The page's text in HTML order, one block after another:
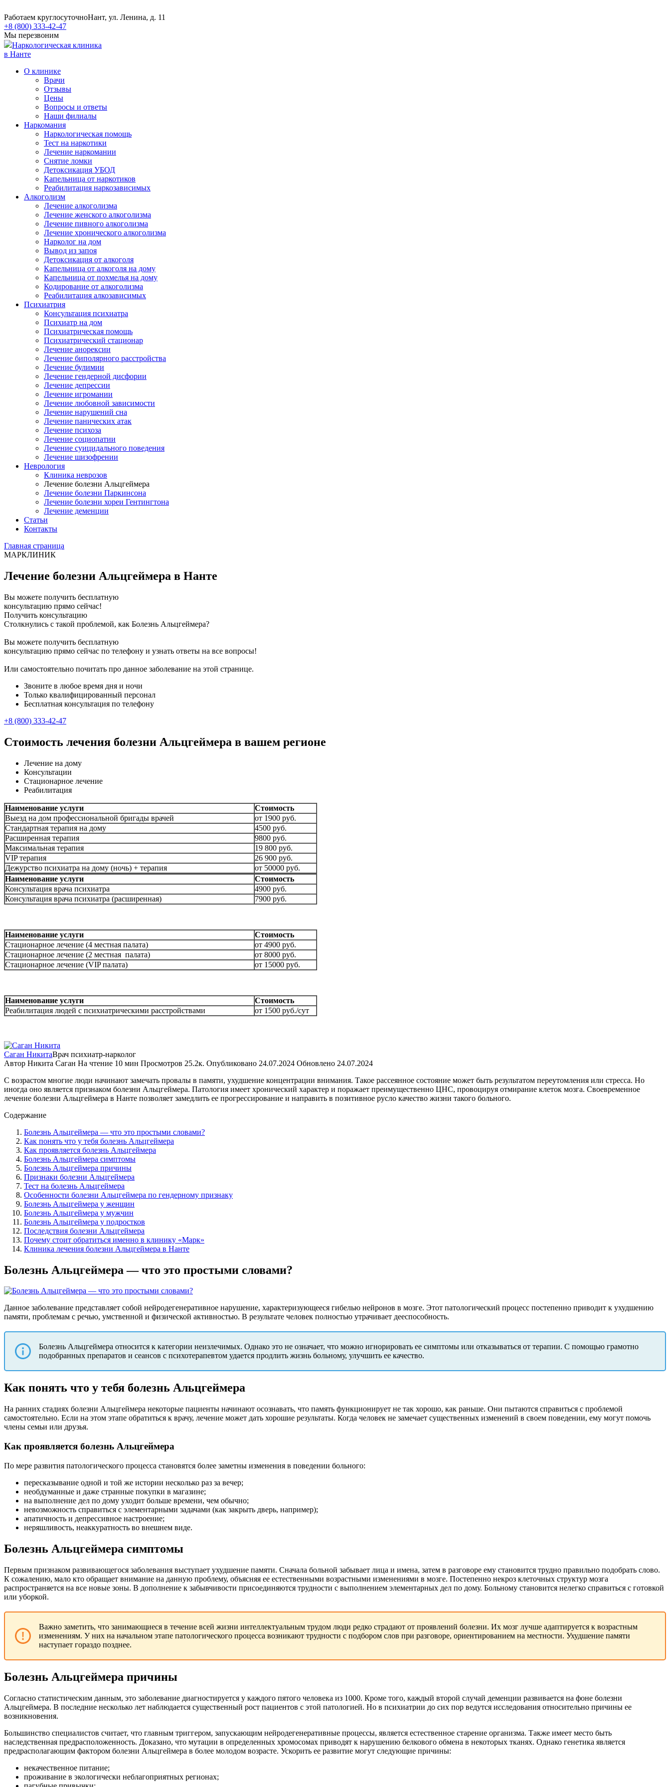
Работаем круглосуточноНант, ул. Ленина, д. 11
+8 (800) 333-42-47
Мы перезвоним
Наркологическая клиника
в Нанте
О клинике
Врачи
Отзывы
Цены
Вопросы и ответы
Наши филиалы
Наркомания
Наркологическая помощь
Тест на наркотики
Лечение наркомании
Снятие ломки
​​Детоксикация УБОД
Капельница от наркотиков
Реабилитация наркозависимых
Алкоголизм
Лечение алкоголизма
Лечение женского алкоголизма
Лечение пивного алкоголизма
Лечение хронического алкоголизма
Нарколог на дом
Вывод из запоя
Детоксикация от алкоголя
Капельница от алкоголя на дому
Капельница от похмелья на дому
Кодирование от алкоголизма
Реабилитация алкозависимых
Психиатрия
Консультация психиатра
Психиатр на дом
Психиатрическая помощь
Психиатрический стационар
Лечение анорексии
Лечение биполярного расстройства
Лечение булимии
Лечение гендерной дисфории
Лечение депрессии
Лечение игромании
Лечение любовной зависимости
Лечение нарушений сна
Лечение панических атак
Лечение психоза
Лечение социопатии
Лечение суицидального поведения
Лечение шизофрении
Неврология
Клиника неврозов
Лечение болезни Альцгеймера
Лечение болезни Паркинсона
Лечение болезни хореи Гентингтона
Лечение деменции
Статьи
Контакты
Главная страница
МАРКЛИНИК
Лечение болезни Альцгеймера в Нанте
Вы можете получить бесплатную
консультацию прямо сейчас!
Получить консультацию
Столкнулись с такой проблемой, как Болезнь Альцгеймера?
Вы можете получить бесплатную
консультацию прямо сейчас по телефону и узнать ответы на все вопросы!
Или самостоятельно почитать про данное заболевание на этой странице.
Звоните в любое время дня и ночи
Только квалифицированный персонал
Бесплатная консультация по телефону
+8 (800) 333-42-47
Стоимость лечения болезни Альцгеймера в вашем регионе
Лечение на дому
Консультации
Стационарное лечение
Реабилитация
Наименование услуги
Стоимость
Выезд на дом профессиональной бригады врачей
от 1900 руб.
Стандартная терапия на дому
4500 руб.
Расширенная терапия
9800 руб.
Максимальная терапия
19 800 руб.
VIP терапия
26 900 руб.
Дежурство психиатра на дому (ночь) + терапия
от 50000 руб.
Наименование услуги
Стоимость
Консультация врача психиатра
4900 руб.
Консультация врача психиатра (расширенная)
7900 руб.
Наименование услуги
Стоимость
Стационарное лечение (4 местная палата)
от 4900 руб.
Стационарное лечение (2 местная палата)
от 8000 руб.
Стационарное лечение (VIP палата)
от 15000 руб.
Наименование услуги
Стоимость
Реабилитация людей с психиатрическими расстройствами
от 1500 руб./сут
Саган НикитаВрач психиатр-нарколог
Автор Никита Саган На чтение 10 мин Просмотров 25.2к. Опубликовано 24.07.2024 Обновлено 24.07.2024
С возрастом многие люди начинают замечать провалы в памяти, ухудшение концентрации внимания. Такое рассеянное состояние может быть результатом переутомления или стресса. Но
иногда оно является признаком болезни Альцгеймера. Патология имеет хронический характер и поражает преимущественно ЦНС, провоцируя отмирание клеток мозга. Своевременное
лечение болезни Альцгеймера в Нанте позволяет замедлить ее прогрессирование и направить в позитивное русло качество жизни такого больного.
Содержание
Болезнь Альцгеймера — что это простыми словами?
Как понять что у тебя болезнь Альцгеймера
Как проявляется болезнь Альцгеймера
Болезнь Альцгеймера симптомы
Болезнь Альцгеймера причины
Признаки болезни Альцгеймера
Тест на болезнь Альцгеймера
Особенности болезни Альцгеймера по гендерному признаку
Болезнь Альцгеймера у женщин
Болезнь Альцгеймера у мужчин
Болезнь Альцгеймера у подростков
Последствия болезни Альцгеймера
Почему стоит обратиться именно в клинику «Марк»
Клиника лечения болезни Альцгеймера в Нанте
Болезнь Альцгеймера — что это простыми словами?
Данное заболевание представляет собой нейродегенеративное нарушение, характеризующееся гибелью нейронов в мозге. Этот патологический процесс постепенно приводит к ухудшению
памяти, проблемам с речью, умственной и физической активностью. В результате человек полностью утрачивает дееспособность.
Болезнь Альцгеймера относится к категории неизлечимых. Однако это не означает, что можно игнорировать ее симптомы или отказываться от терапии. С помощью грамотно
подобранных препаратов и сеансов с психотерапевтом удается продлить жизнь больному, улучшить ее качество.
Как понять что у тебя болезнь Альцгеймера
На ранних стадиях болезни Альцгеймера некоторые пациенты начинают осознавать, что память функционирует не так хорошо, как раньше. Они пытаются справиться с проблемой
самостоятельно. Если на этом этапе обратиться к врачу, лечение может дать хорошие результаты. Когда человек не замечает существенных изменений в своем поведении, ему могут помочь
члены семьи или друзья.
Как проявляется болезнь Альцгеймера
По мере развития патологического процесса становятся более заметны изменения в поведении больного:
пересказывание одной и той же истории несколько раз за вечер;
необдуманные и даже странные покупки в магазине;
на выполнение дел по дому уходит больше времени, чем обычно;
невозможность справиться с элементарными задачами (как закрыть дверь, например);
апатичность и депрессивное настроение;
неряшливость, неаккуратность во внешнем виде.
Болезнь Альцгеймера симптомы
Первым признаком развивающегося заболевания выступает ухудшение памяти. Сначала больной забывает лица и имена, затем в разговоре ему становится трудно правильно подобрать слово.
К сожалению, мало кто обращает внимание на данную проблему, объясняя ее естественными возрастными изменениями в мозге. Постепенно некроз клеточных структур мозга
распространяется на все новые зоны. В дополнение к забывчивости присоединяются трудности с выполнением элементарных дел по дому. Больному становится нелегко справиться с готовкой
или уборкой.
Важно заметить, что занимающиеся в течение всей жизни интеллектуальным трудом люди редко страдают от проявлений болезни. Их мозг лучше адаптируется к возрастным
изменениям. У них на начальном этапе патологического процесса возникают трудности с подбором слов при разговоре, ориентированием на местности. Ухудшение памяти
наступает гораздо позднее.
Болезнь Альцгеймера причины
Согласно статистическим данным, это заболевание диагностируется у каждого пятого человека из 1000. Кроме того, каждый второй случай деменции развивается на фоне болезни
Альцгеймера. В последние несколько лет наблюдается существенный рост пациентов с этой патологией. Но в психиатрии до сих пор ведутся исследования относительно причины ее
возникновения.
Большинство специалистов считает, что главным триггером, запускающим нейродегенеративные процессы, является естественное старение организма. Также имеет место быть
наследственная предрасположенность. Доказано, что мутации в определенных хромосомах приводят к нарушению белкового обмена в некоторых тканях. Однако генетика является
предрасполагающим фактором болезни Альцгеймера в более молодом возрасте. Ускорить ее развитие могут следующие причины:
некачественное питание;
проживание в экологически неблагоприятных регионах;